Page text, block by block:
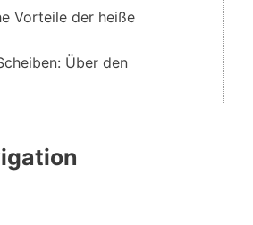
Vorteile der heiße
Über den